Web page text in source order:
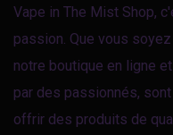
Vape in The Mist Shop,
passion. Que vous
notre boutique en ligne
par des passionnés,
offrir des produits de